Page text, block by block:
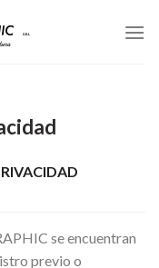
se encuentran
previo o